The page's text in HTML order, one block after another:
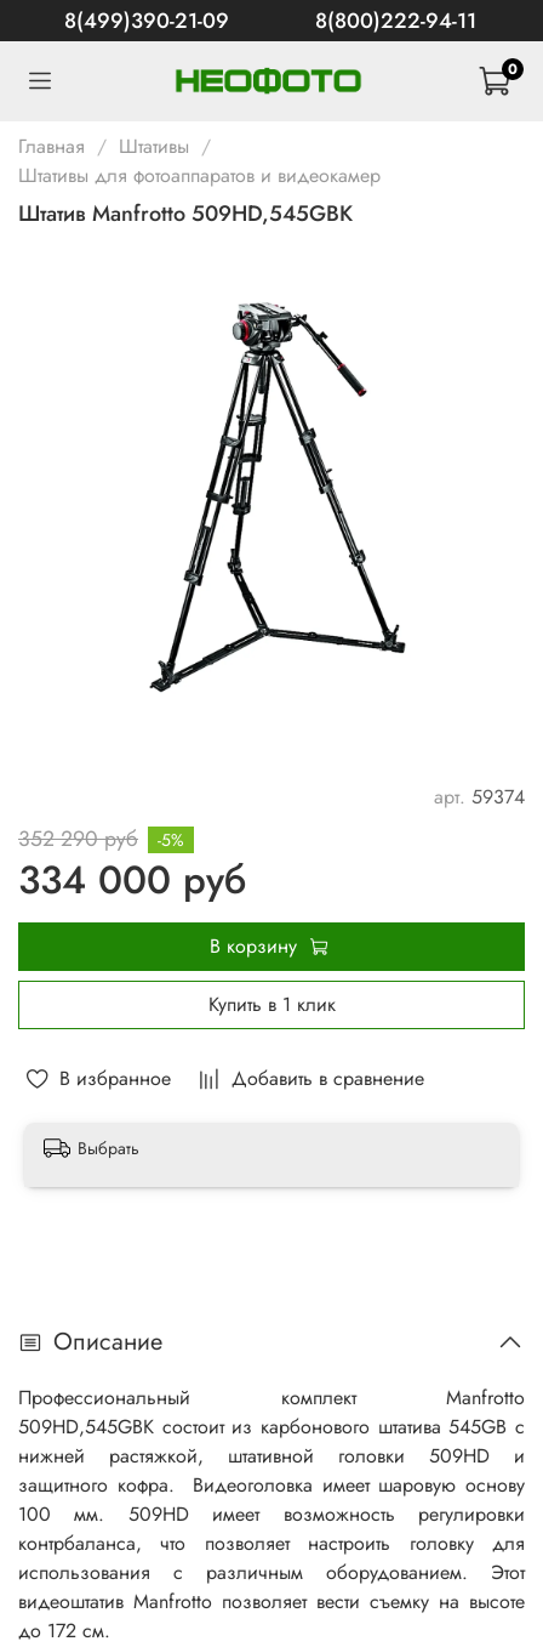
8(499)390-21-09 8(800)222-94-11
0
Главная
Штативы
Штативы для фотоаппаратов и видеокамер
Штатив Manfrotto 509HD,545GBK
арт. 59374
352 290 руб
334 000 руб
-5%
В корзину
Купить в 1 клик
В избранное Добавить в сравнение
Выбрать
Описание
Профессиональный комплект Manfrotto
509HD,545GBK состоит из карбонового штатива 545GB с
нижней растяжкой, штативной головки 509HD и
защитного кофра. Видеоголовка имеет шаровую основу
100 мм. 509HD имеет возможность регулировки
контрбаланса, что позволяет настроить головку для
использования с различным оборудованием. Этот
видеоштатив Manfrotto позволяет вести съемку на высоте
до 172 см.